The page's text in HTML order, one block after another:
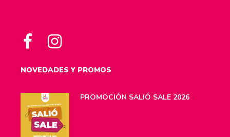
NOVEDADES Y PROMOS
PROMOCIÓN SALIÓ SALE 2026